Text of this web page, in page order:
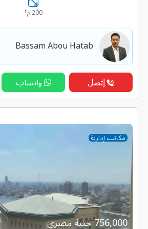
200 م ٢
Bassam Abou Hatab
إتصل واتساب
مكاتب إدارية
756,000 جنية مصرى